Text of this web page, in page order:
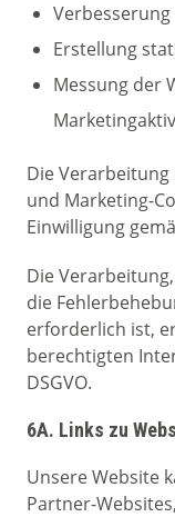
Erstellung
Messung der
Die
und Marketing-
Einwilligung
Die
die
erforderlich ist,
berechtigten
DSGVO.
6A. Links zu
Unsere Website
Partner-